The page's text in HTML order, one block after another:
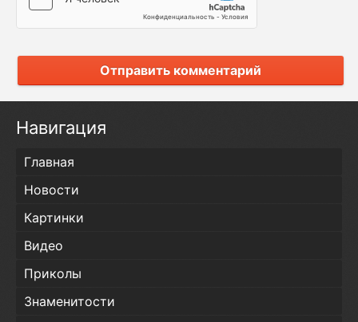
Отправить комментарий
Навигация
Главная
Новости
Картинки
Видео
Приколы
Знаменитости